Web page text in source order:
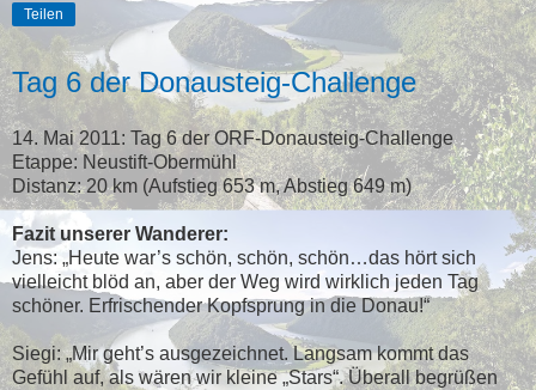
Teilen
Tag 6 der Donausteig-Challenge
14. Mai 2011: Tag 6 der ORF-Donausteig-Challenge
Etappe: Neustift-Obermühl
Distanz: 20 km (Aufstieg 653 m, Abstieg 649 m)
Fazit unserer Wanderer:
Jens: „Heute war’s schön, schön, schön…das hört sich
vielleicht blöd an, aber der Weg wird wirklich jeden Tag
schöner. Erfrischender Kopfsprung in die Donau!“
Siegi: „Mir geht’s ausgezeichnet. Langsam kommt das
Gefühl auf, als wären wir kleine „Stars“. Überall begrüßen